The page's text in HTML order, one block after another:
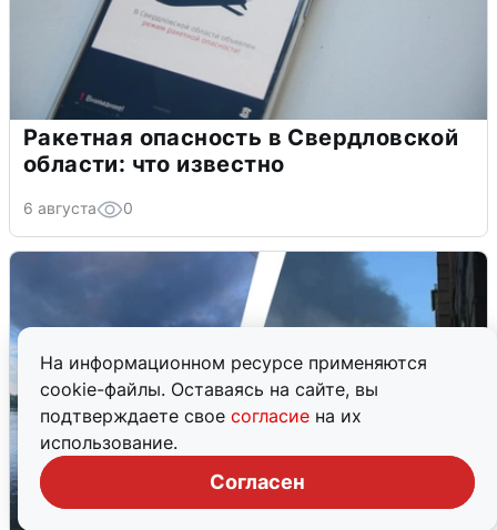
На информационном ресурсе применяются
cookie-файлы. Оставаясь на сайте, вы
подтверждаете свое согласие на их
использование.
Согласен
Ракетная опасность в Свердловской
области: что известно
6 августа 0